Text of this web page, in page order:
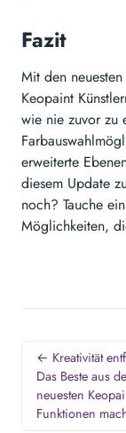
Fazit
Mit den
Keopaint
wie nie zuvor zu
erweiterte
diesem Update
noch? Tauche
Möglichkeiten,
← Kreativität
Das Beste aus
neuesten
Funktionen